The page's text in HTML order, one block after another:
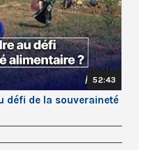
52:43
défi de la souveraineté